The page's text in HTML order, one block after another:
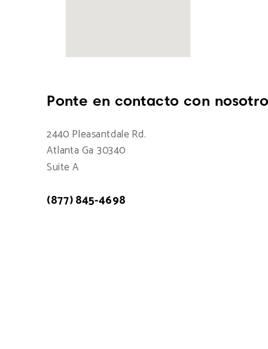
Ponte en contacto con
2440 Pleasantdale Rd.
Atlanta Ga 30340
Suite A
(877) 845-4698